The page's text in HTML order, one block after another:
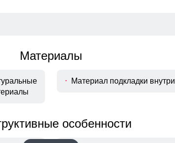
Материалы
Материал подкладки внутри
особенности